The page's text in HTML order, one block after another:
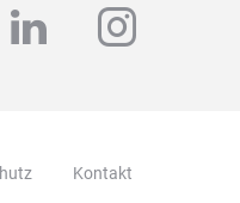
linkedin
Kontakt